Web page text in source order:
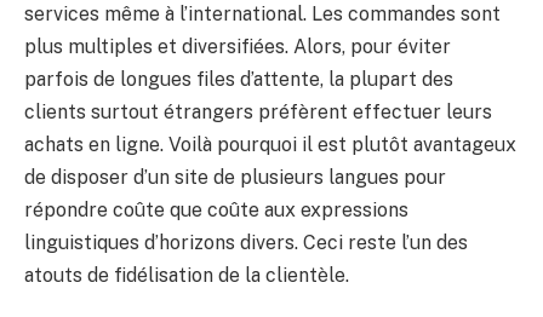
services même à l’international. Les commandes sont
plus multiples et diversifiées. Alors, pour éviter
parfois de longues files d’attente, la plupart des
clients surtout étrangers préfèrent effectuer leurs
achats en ligne. Voilà pourquoi il est plutôt avantageux
de disposer d’un site de plusieurs langues pour
répondre coûte que coûte aux expressions
linguistiques d’horizons divers. Ceci reste l’un des
atouts de fidélisation de la clientèle.